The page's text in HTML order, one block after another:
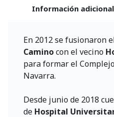
Información adicional
En 2012 se fusionaron
Caminocon el vecino
para formar el
Navarra.
Desde junio de 2018
de Hospital